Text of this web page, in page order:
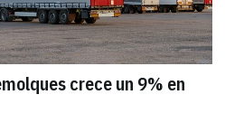
crece un 9% en